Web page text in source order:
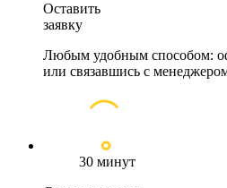
Оставить
заявку
Любым удобным способом:
или связавшись с
30 минут